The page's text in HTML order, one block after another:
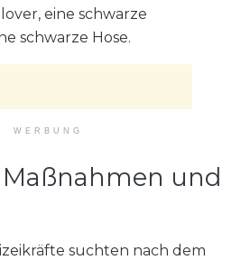
eine schwarze
schwarze Hose.
WERBUNG
Maßnahmen und
suchten nach dem